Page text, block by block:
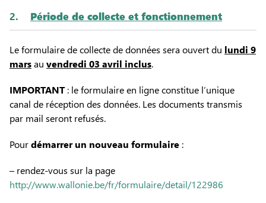
2. Période de collecte et fonctionnement
Le formulaire de collecte de données sera ouvert du lundi 9
marsau vendredi 03 avril inclus.
IMPORTANT: le formulaire en ligne constitue l’unique
canal de réception des données. Les documents transmis
par mail seront refusés.
Pourdémarrer un nouveau formulaire :
– rendez-vous sur la page
http://www.wallonie.be/fr/formulaire/detail/122986